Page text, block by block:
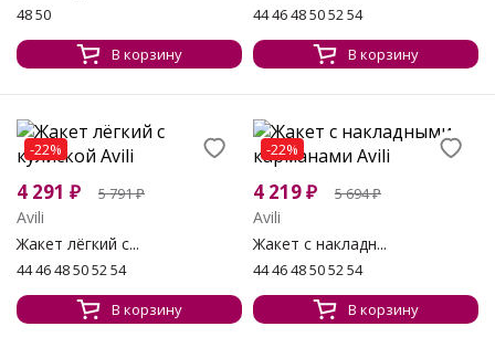
48 50
В корзину
44 46 48 50 52 54
В корзину
-22%
4 291 ₽ 5 791₽
Avili
Жакет лёгкий с...
44 46 48 50 52 54
В корзину
-22%
4 219₽ 5 694₽
Avili
Жакет с накладн...
44 46 48 50 52 54
В корзину